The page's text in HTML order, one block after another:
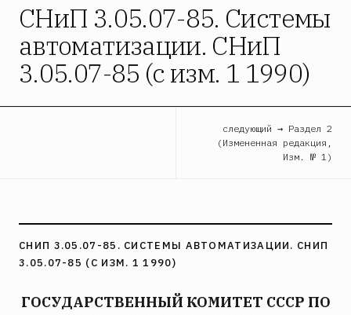
СНиП 3.05.07-85. Системы
автоматизации. СНиП
3.05.07-85 (с изм. 1 1990)
следующий → Раздел 2
(Измененная редакция,
Изм. № 1)
СНИП 3.05.07-85. СИСТЕМЫ АВТОМАТИЗАЦИИ. СНИП
3.05.07-85 (С ИЗМ. 1 1990)
ГОСУДАРСТВЕННЫЙ КОМИТЕТ СССР ПО